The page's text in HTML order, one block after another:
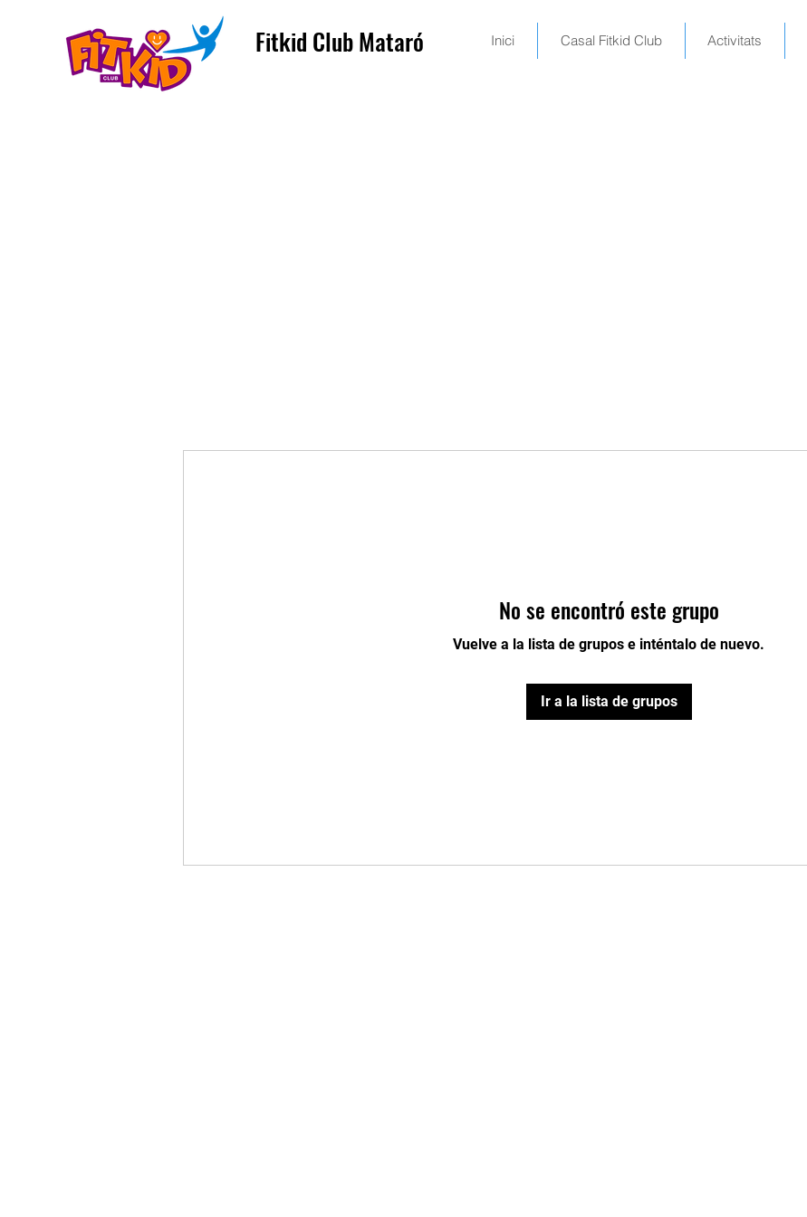
Inici Casal Fitkid Club Activitats
Fitkid Club Mataró
No se encontró este grupo
Vuelve a la lista de grupos e inténtalo de nuevo.
Ir a la lista de grupos